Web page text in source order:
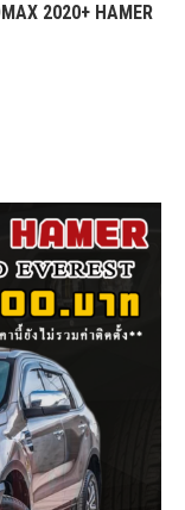
2020+ HAMER